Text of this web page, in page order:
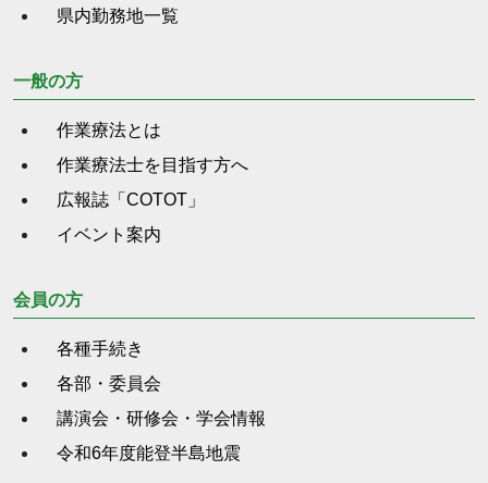
県内勤務地一覧
一般の方
作業療法とは
作業療法士を目指す方へ
広報誌「COTOT」
イベント案内
会員の方
各種手続き
各部・委員会
講演会・研修会・学会情報
令和6年度能登半島地震